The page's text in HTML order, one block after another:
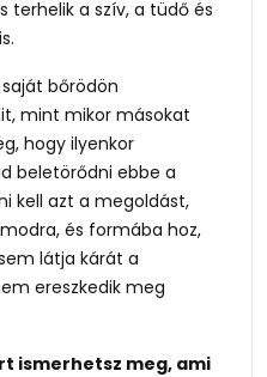
terhelik a szív, a tüdő és
bőrödön
mint mikor másokat
hogy ilyenkor
beletörődni ebbe a
kell azt a megoldást,
és formába hoz,
látja kárát a
ereszkedik meg
ismerhetsz meg, ami